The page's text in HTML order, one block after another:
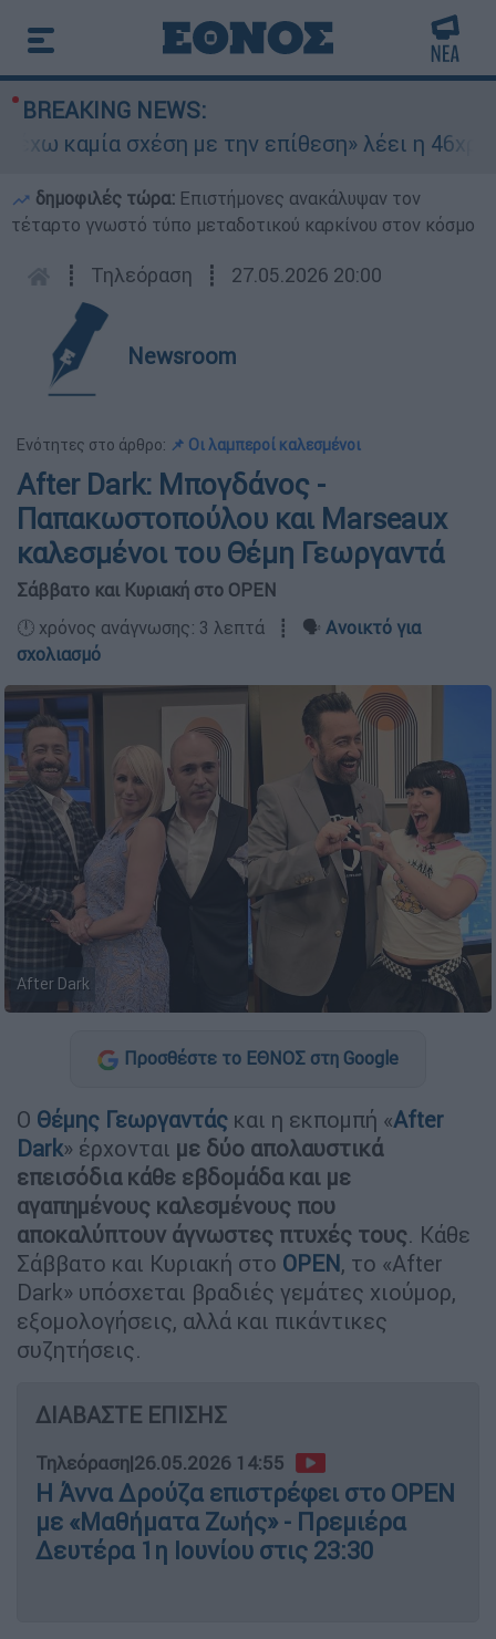
BREAKING NEWS:
σχέση με την επίθεση» λέει η 46χρονη -
δημοφιλές τώρα: Επιστήμονες ανακάλυψαν τον
τέταρτο γνωστό τύπο μεταδοτικού καρκίνου στον κόσμο
┋ Τηλεόραση ┋ 27.05.2026 20:00
Newsroom
Ενότητες στο άρθρο: 📌 Οι λαμπεροί καλεσμένοι
After Dark: Μπογδάνος -
Παπακωστοπούλου και Marseaux
καλεσμένοι του Θέμη Γεωργαντά
Σάββατο και Κυριακή στο OPEN
🕛 χρόνος ανάγνωσης: 3 λεπτά ┋ 🗣️ Ανοικτό για
σχολιασμό
After Dark
Προσθέστε το ΕΘΝΟΣ στη Google
Ο Θέμης Γεωργαντάς και η εκπομπή «After
Dark» έρχονται με δύο απολαυστικά
επεισόδια κάθε εβδομάδα και με
αγαπημένους καλεσμένους που
αποκαλύπτουν άγνωστες πτυχές τους. Κάθε
Σάββατο και Κυριακή στο OPEN, το «After
Dark» υπόσχεται βραδιές γεμάτες χιούμορ,
εξομολογήσεις, αλλά και πικάντικες
συζητήσεις.
ΔΙΑΒΑΣΤΕ ΕΠΙΣΗΣ
Τηλεόραση|26.05.2026 14:55
Η Άννα Δρούζα επιστρέφει στο OPEN
με «Μαθήματα Ζωής» - Πρεμιέρα
Δευτέρα 1η Ιουνίου στις 23:30